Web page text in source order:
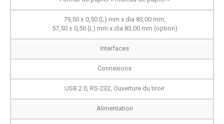
79,50 ± 0,50 (L) mm x dia 83,00 mm,
57,50 ± 0,50 (L) mm x dia 83,00 mm (option)
Interfaces
Connexions
USB 2.0, RS-232, Ouverture du tiroir
Alimentation